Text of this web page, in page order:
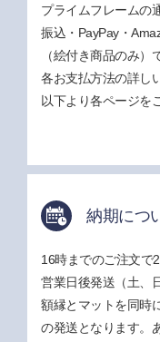
プライムフレームの
振込・PayPay・
（絵付き商品のみ）
各お支払方法の詳し
以下より各ページを
納期につ
16時までのご注文で
営業日後発送（土、
額縁とマットを同時
の発送となります。